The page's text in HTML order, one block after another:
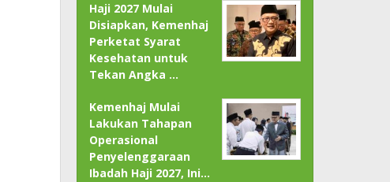
Haji 2027 Mulai
Disiapkan, Kemenhaj
Perketat Syarat
Kesehatan untuk
Tekan Angka …
Kemenhaj Mulai
Lakukan Tahapan
Operasional
Penyelenggaraan
Ibadah Haji 2027, Ini…